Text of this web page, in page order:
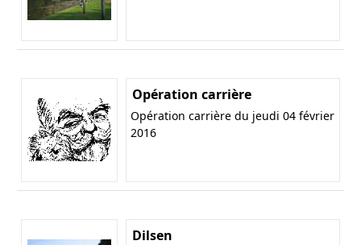
Opération carrière
Opération carrière du jeudi 04 février
2016
Dilsen